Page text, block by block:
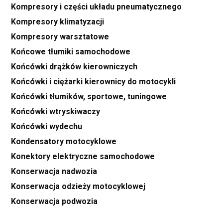
Kompresory i części układu pneumatycznego
Kompresory klimatyzacji
Kompresory warsztatowe
Końcowe tłumiki samochodowe
Końcówki drążków kierowniczych
Końcówki i ciężarki kierownicy do motocykli
Końcówki tłumików, sportowe, tuningowe
Końcówki wtryskiwaczy
Końcówki wydechu
Kondensatory motocyklowe
Konektory elektryczne samochodowe
Konserwacja nadwozia
Konserwacja odzieży motocyklowej
Konserwacja podwozia